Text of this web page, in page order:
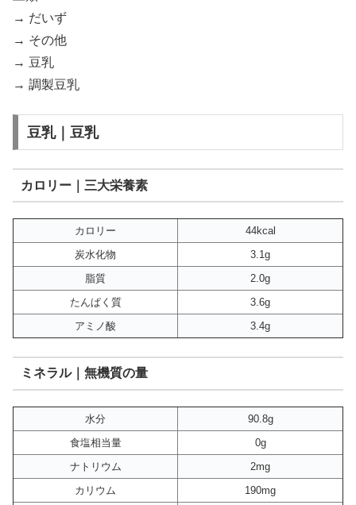
→ だいず
→ その他
→ 豆乳
→ 調製豆乳
豆乳｜豆乳
カロリー｜三大栄養素
カロリー
44kcal
炭水化物
3.1g
脂質
2.0g
たんぱく質
3.6g
アミノ酸
3.4g
ミネラル｜無機質の量
水分
90.8g
食塩相当量
0g
ナトリウム
2mg
カリウム
190mg